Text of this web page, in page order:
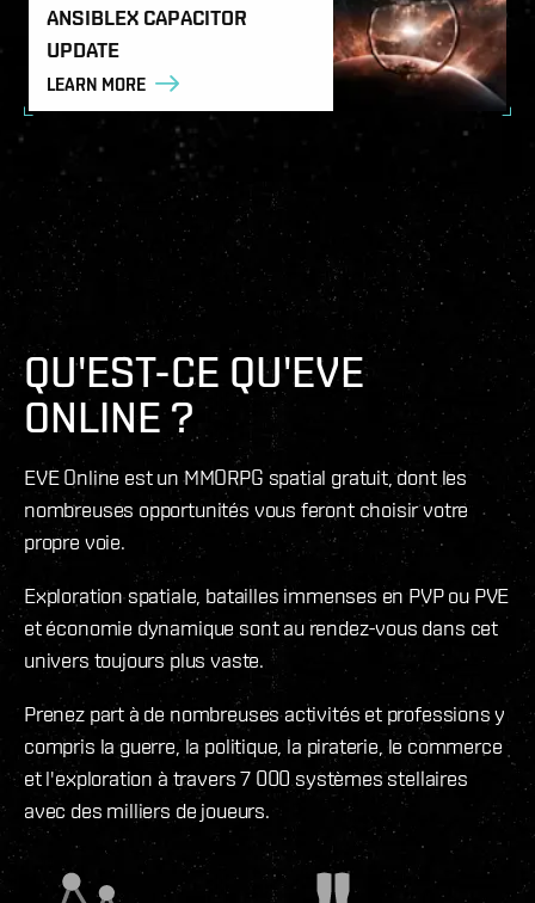
ANSIBLEX CAPACITOR
UPDATE
LEARN MORE
QU'EST-CE QU'EVE
ONLINE ?
EVE Online est un MMORPG spatial gratuit, dont les
nombreuses opportunités vous feront choisir votre
propre voie.
Exploration spatiale, batailles immenses en PVP ou PVE
et économie dynamique sont au rendez-vous dans cet
univers toujours plus vaste.
Prenez part à de nombreuses activités et professions y
compris la guerre, la politique, la piraterie, le commerce
et l'exploration à travers 7 000 systèmes stellaires
avec des milliers de joueurs.